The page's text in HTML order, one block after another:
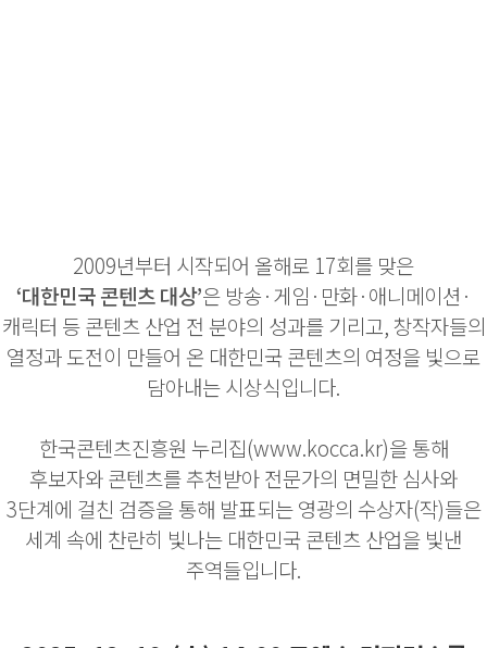
2009년부터 시작되어 올해로 17회를 맞은
‘대한민국 콘텐츠 대상’은 방송·게임·만화·애니메이션·
캐릭터 등 콘텐츠 산업 전 분야의 성과를 기리고, 창작자들의
열정과 도전이 만들어 온 대한민국 콘텐츠의 여정을 빛으로
담아내는 시상식입니다.
한국콘텐츠진흥원 누리집(www.kocca.kr)을 통해
후보자와 콘텐츠를 추천받아 전문가의 면밀한 심사와
3단계에 걸친 검증을 통해 발표되는 영광의 수상자(작)들은
세계 속에 찬란히 빛나는 대한민국 콘텐츠 산업을 빛낸
주역들입니다.